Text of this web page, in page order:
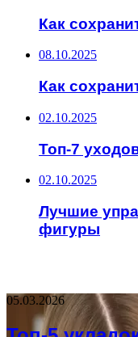
Как
08.10.2025
Как
02.10.2025
Топ-7
02.10.2025
Лучшие
фигуры
05.03.2026